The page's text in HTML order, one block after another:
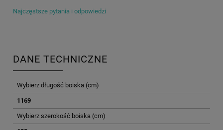
Najczęstsze pytania i odpowiedzi
DANE TECHNICZNE
Wybierz długość boiska (cm)
1169
Wybierz szerokość boiska (cm)